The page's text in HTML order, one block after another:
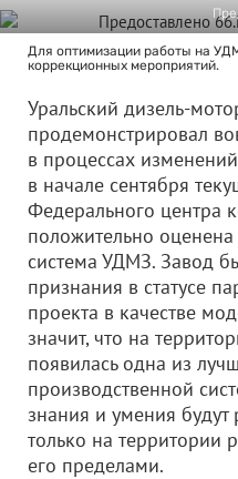
Для оптимизации работы на
коррекционных мероприятий.
Уральский дизель-
продемонстрировал
в процессах
в начале сентября
Федерального центра
положительно
система УДМЗ. Завод
признания в статусе
проекта в качестве
значит, что на
появилась одна из
производственной
знания и умения будут
только на территории
его пределами.